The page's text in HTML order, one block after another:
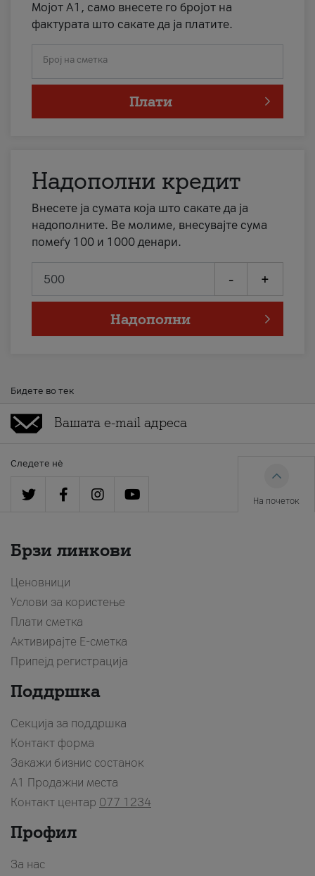
Мојот А1, само внесете го бројот на
фактурата што сакате да ја платите.
Број на сметка
Плати
Надополни кредит
Внесете ја сумата која што сакате да ја
надополните. Ве молиме, внесувајте сума
помеѓу 100 и 1000 денари.
- +
Надополни
Бидете во тек
Следете нè
На почеток
Брзи линкови
Ценовници
Услови за користење
Плати сметка
Активирајте Е-сметка
Припејд регистрација
Поддршка
Секција за поддршка
Контакт форма
Закажи бизнис состанок
A1 Продажни места
Контакт центар 077 1234
Профил
За нас